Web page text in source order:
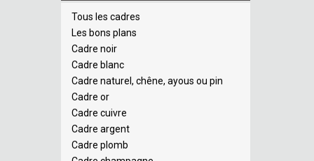
Tous les cadres
Les bons plans
Cadre noir
Cadre blanc
Cadre naturel, chêne, ayous ou pin
Cadre or
Cadre cuivre
Cadre argent
Cadre plomb